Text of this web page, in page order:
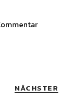
NÄCHSTER